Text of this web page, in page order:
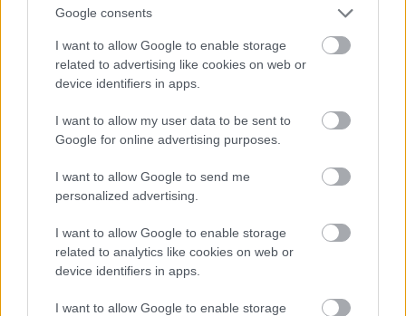
Google consents
I want to allow Google to enable storage
related to advertising like cookies on web or
device identifiers in apps.
I want to allow my user data to be sent to
Google for online advertising purposes.
I want to allow Google to send me
personalized advertising.
I want to allow Google to enable storage
related to analytics like cookies on web or
device identifiers in apps.
I want to allow Google to enable storage